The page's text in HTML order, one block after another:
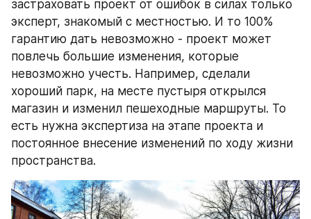
застраховать проект от ошибок в силах только
эксперт, знакомый с местностью. И то 100%
гарантию дать невозможно - проект может
повлечь большие изменения, которые
невозможно учесть. Например, сделали
хороший парк, на месте пустыря открылся
магазин и изменил пешеходные маршруты. То
есть нужна экспертиза на этапе проекта и
постоянное внесение изменений по ходу жизни
пространства.